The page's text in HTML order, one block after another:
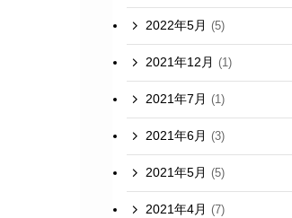
2022年5月 (5)
2021年12月 (1)
2021年7月 (1)
2021年6月 (3)
2021年5月 (5)
2021年4月 (7)